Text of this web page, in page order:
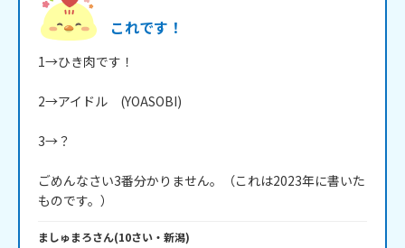
これです！
1→ひき肉です！
2→アイドル　(YOASOBI)
3→？
ごめんなさい3番分かりません。（これは2023年に書いた
ものです。）
ましゅまろさん(10さい・ 新潟)